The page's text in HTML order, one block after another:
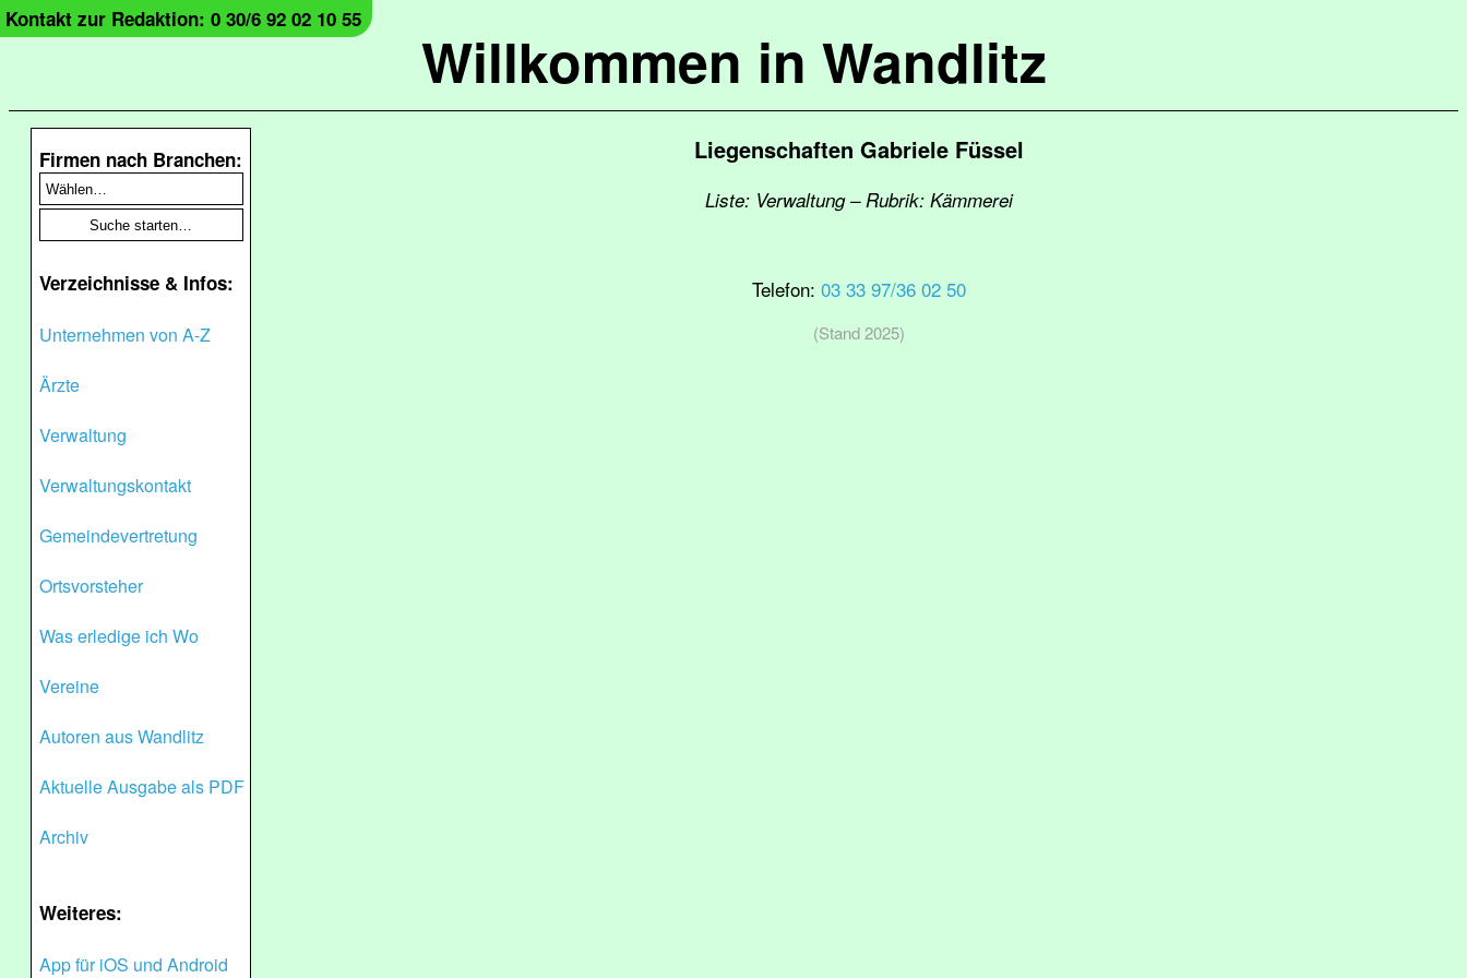
Willkommen in Wandlitz
Kontakt zur Redaktion: 0 30/6 92 02 10 55
Firmen nach Branchen:
Verzeichnisse & Infos:
Unternehmen von A-Z
Ärzte
Verwaltung
Verwaltungskontakt
Gemeindevertretung
Ortsvorsteher
Was erledige ich Wo
Vereine
Autoren aus Wandlitz
Aktuelle Ausgabe als PDF
Archiv
Weiteres:
App für iOS und Android
Liegenschaften Gabriele Füssel
Liste: Verwaltung – Rubrik: Kämmerei
Telefon: 03 33 97/36 02 50
(Stand 2025)